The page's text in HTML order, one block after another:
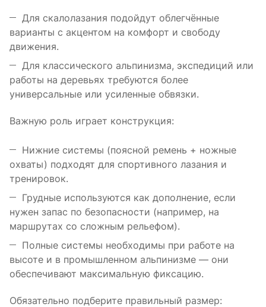
Для скалолазания подойдут облегчённые
варианты с акцентом на комфорт и свободу
движения.
Для классического альпинизма, экспедиций или
работы на деревьях требуются более
универсальные или усиленные обвязки.
Важную роль играет конструкция:
Нижние системы (поясной ремень + ножные
охваты) подходят для спортивного лазания и
тренировок.
Грудные используются как дополнение, если
нужен запас по безопасности (например, на
маршрутах со сложным рельефом).
Полные системы необходимы при работе на
высоте и в промышленном альпинизме — они
обеспечивают максимальную фиксацию.
Обязательно подберите правильный размер: